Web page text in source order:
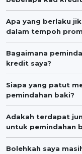
Apa yang berlaku
dalam tempoh
Bagaimana
kredit saya?
Siapa yang patut
pemindahan baki?
Adakah terdapat
untuk pemindahan
Bolehkah saya